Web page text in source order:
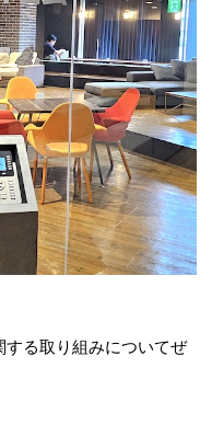
する取り組みについてぜ